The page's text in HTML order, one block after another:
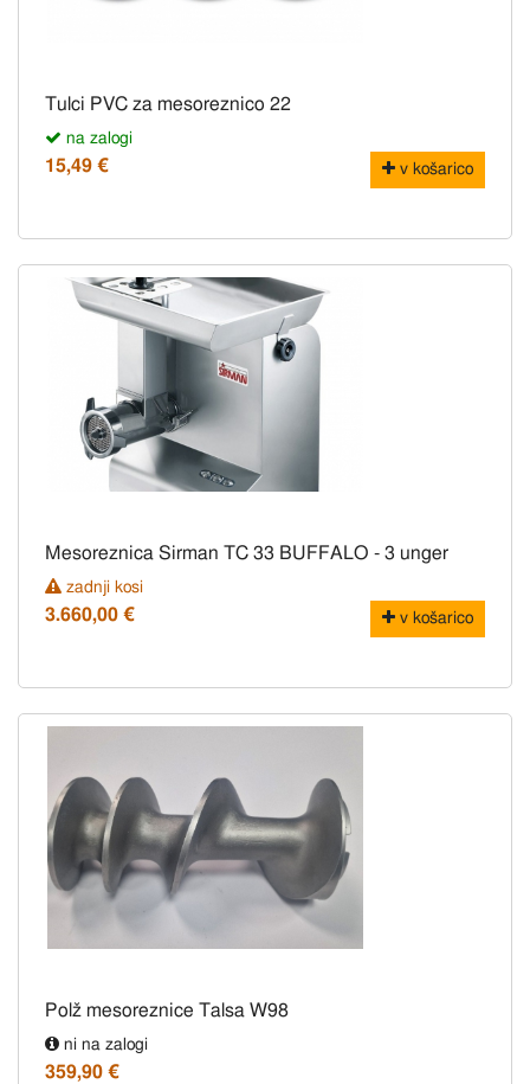
Tulci PVC za mesoreznico 22
na zalogi
15,49 € v košarico
Mesoreznica Sirman TC 33 BUFFALO - 3 unger
zadnji kosi
3.660,00 € v košarico
Polž mesoreznice Talsa W98
ni na zalogi
359,90 €